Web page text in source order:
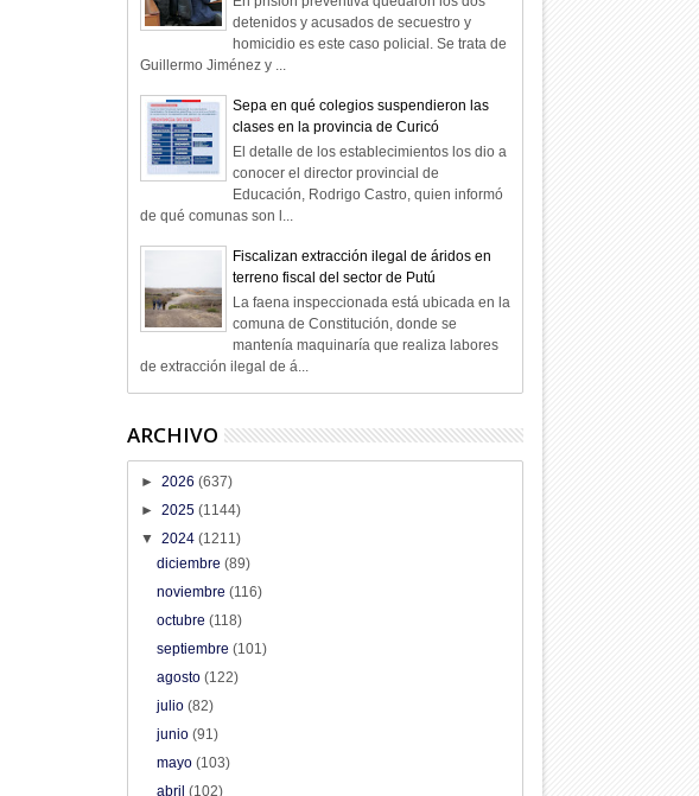
detenidos y acusados de secuestro y
homicidio es este caso policial. Se trata de
Guillermo Jiménez y ...
Sepa en qué colegios suspendieron las
clases en la provincia de Curicó
El detalle de los establecimientos los dio a
conocer el director provincial de
Educación, Rodrigo Castro, quien informó
de qué comunas son l...
Fiscalizan extracción ilegal de áridos en
terreno fiscal del sector de Putú
La faena inspeccionada está ubicada en la
comuna de Constitución, donde se
mantenía maquinaría que realiza labores
de extracción ilegal de á...
ARCHIVO
► 2026 (637)
► 2025 (1144)
▼ 2024 (1211)
diciembre(89)
noviembre(116)
octubre(118)
septiembre(101)
agosto(122)
julio(82)
junio(91)
mayo(103)
abril(102)